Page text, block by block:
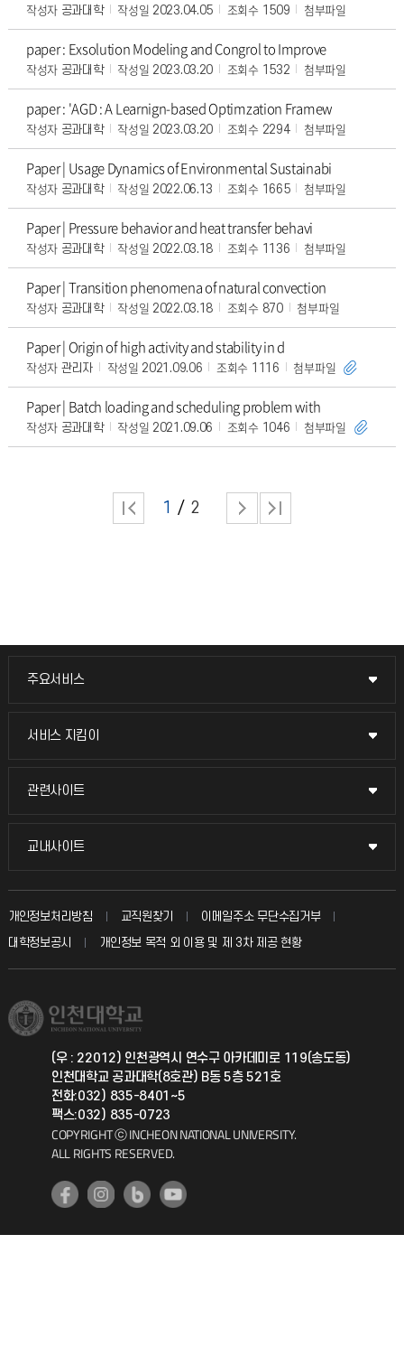
작성자 공과대학 작성일 2023.04.05 조회수 1509 첨부파일
paper : Exsolution Modeling and Congrol to Improve
작성자 공과대학 작성일 2023.03.20 조회수 1532 첨부파일
paper : 'AGD : A Learnign-based Optimzation Framew
작성자 공과대학 작성일 2023.03.20 조회수 2294 첨부파일
Paper | Usage Dynamics of Environmental Sustainabi
작성자 공과대학 작성일 2022.06.13 조회수 1665 첨부파일
Paper | Pressure behavior and heat transfer behavi
작성자 공과대학 작성일 2022.03.18 조회수 1136 첨부파일
Paper | Transition phenomena of natural convection
작성자 공과대학 작성일 2022.03.18 조회수 870 첨부파일
Paper | Origin of high activity and stability in d
작성자 관리자 작성일 2021.09.06 조회수 1116 첨부파일
Paper | Batch loading and scheduling problem with
작성자 공과대학 작성일 2021.09.06 조회수 1046 첨부파일
1 2
주요서비스
주요서비스
교무회의방송
입학안내
취업정보(학생)
서비스 지킴이
서비스 지킴이
묻고 답하기
칭찬마당
학생서비스 지킴이
관련사이트
관련사이트
국방헬프콜
총동문회
교내사이트
교내사이트
교수회
교육혁신본부
국제지원과
공자아카데미
기초교육원
개인정보처리방침 교직원찾기
이메일주소 무단수집거부
대학정보공시
개인정보 목적 외 이용 및 제 3차 제공 현황
(우 : 22012) 인천광역시 연수구 아카데미로 119(송도동)
인천대학교 공과대학(8호관) B동 5층 521호
전화:032) 835-8401~5
팩스:032) 835-0723
COPYRIGHT ⓒ INCHEON NATIONAL UNIVERSITY.
ALL RIGHTS RESERVED.